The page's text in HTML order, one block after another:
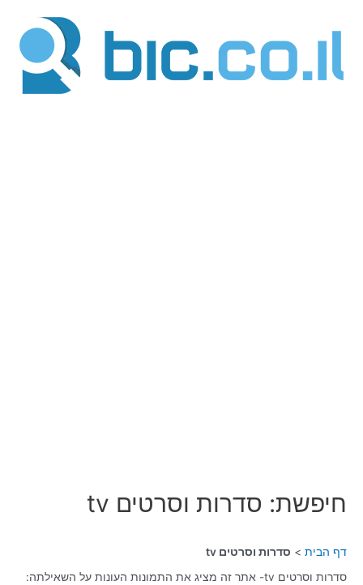
חיפשת: סדרות וסרטים tv
דף הבית
סדרות וסרטים tv
סדרות וסרטים tv- אתר זה מציג את התמונות העונות על השאילתה: